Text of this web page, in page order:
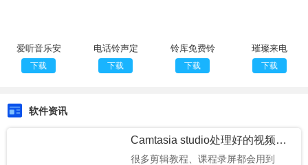
爱听音乐安
卓正版
下载
电话铃声定
制版
下载
铃库免费铃
声自定义版
下载
璀璨来电
下载
软件资讯
Camtasia studio处理好的视频怎么渲染导出
很多剪辑教程、课程录屏都会用到